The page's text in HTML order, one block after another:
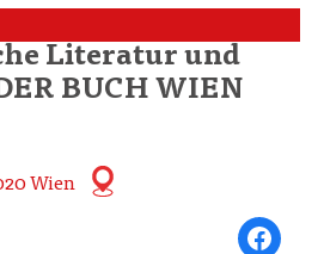
Literatur und
BUCH WIEN
Wien
Share on